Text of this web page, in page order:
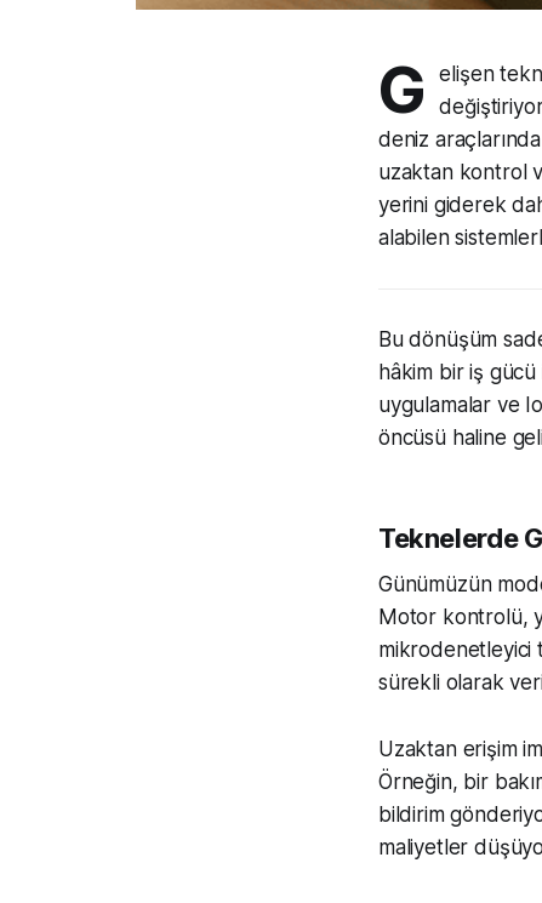
G
elişen
deniz
uzaktan kontrol
yerini giderek
alabilen
Bu dönüşüm
hâkim bir iş
uygulamalar ve
öncüsü haline
Teknelerde
Günümüzün
Motor kontrolü,
mikrodenetleyici
sürekli olarak
Uzaktan erişim
Örneğin, bir
bildirim
maliyetler